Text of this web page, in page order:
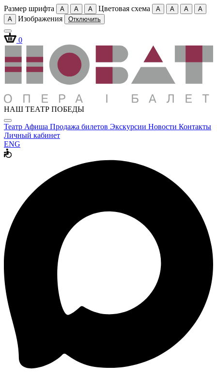
Размер шрифта A A A Цветовая схема A A A
A
A
Изображения Отключить
0
НАШ ТЕАТР ПОБЕДЫ
Театр Афиша Продажа билетов Экскурсии Новости Контакты
Личный кабинет
ENG